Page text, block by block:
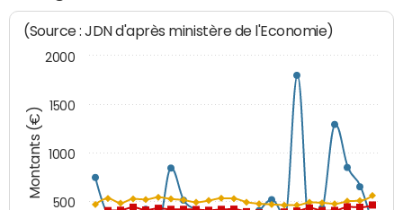
Montants (€)
(Source : JDN d'après ministère de l'Economie)
500
1000
1500
2000